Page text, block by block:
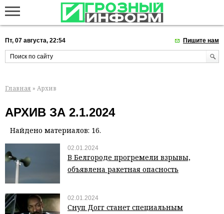
Пт, 07 августа, 22:54 Пишите нам
Главная » Архив
АРХИВ ЗА 2.1.2024
Найдено материалов: 16.
02.01.2024
В Белгороде прогремели взрывы,
объявлена ракетная опасность
02.01.2024
Снуп Догг станет специальным